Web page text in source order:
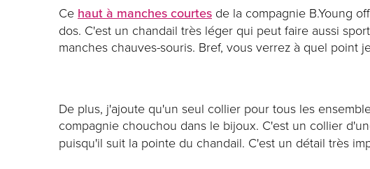
Ce haut à manches courtes de la compagnie B.Young
dos. C'est un chandail très léger qui peut faire aussi
manches chauves-souris. Bref, vous verrez à quel point
De plus, j'ajoute qu'un seul collier pour tous les
compagnie chouchou dans le bijoux. C'est un collier
puisqu'il suit la pointe du chandail. C'est un détail très